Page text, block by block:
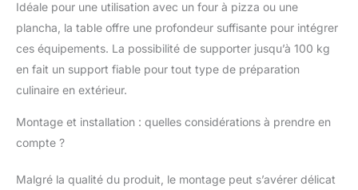
Concept de rangement
ouvert : la structure
ouverte pratique avec 6
crochets intégrés offre
suffisamment d'espace
organisé à portée de
quatre roues robustes
Idéale pour une utilisation avec un four à pizza ou une
plancha, la table offre une profondeur suffisante pour intégrer
ces équipements. La possibilité de supporter jusqu’à 100 kg
en fait un support fiable pour tout type de préparation
culinaire en extérieur.
Montage et installation : quelles considérations à prendre en
compte ?
Malgré la qualité du produit, le montage peut s’avérer délicat